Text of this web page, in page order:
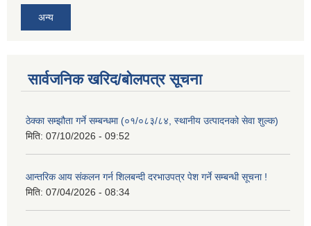
अन्य
सार्वजनिक खरिद/बोलपत्र सूचना
ठेक्का सम्झौता गर्ने सम्बन्धमा (०१/०८३/८४, स्थानीय उत्पादनको सेवा शुल्क)
मिति: 07/10/2026 - 09:52
आन्तरिक आय संकलन गर्न शिलबन्दी दरभाउपत्र पेश गर्ने सम्बन्धी सूचना !
मिति: 07/04/2026 - 08:34